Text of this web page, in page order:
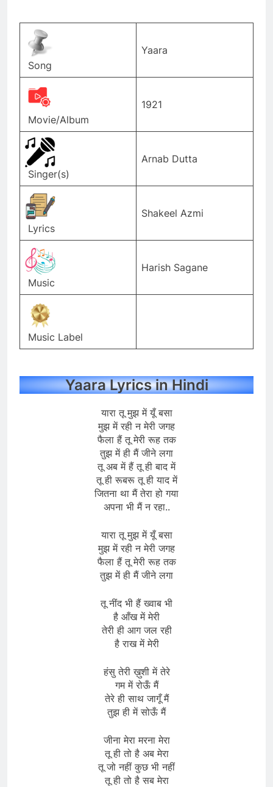
Song
Yaara
Movie/Album
1921
Singer(s)
Arnab Dutta
Lyrics
Shakeel Azmi
Music
Harish Sagane
Music Label
Yaara Lyrics in Hindi
यारा तू मुझ में यूँ बसा
मुझ में रही न मेरी जगह
फैला हैं तू मेरी रूह तक
तुझ में ही मैं जीने लगा
तू अब में हैं तू ही बाद में
तू ही रूबरू तू ही याद में
जितना था मैं तेरा हो गया
अपना भी मैं न रहा..
यारा तू मुझ में यूँ बसा
मुझ में रही न मेरी जगह
फैला हैं तू मेरी रूह तक
तुझ में ही मैं जीने लगा
तू नींद भी हैं ख्वाब भी
है आँख में मेरी
तेरी ही आग जल रही
है राख में मेरी
हंसु तेरी ख़ुशी में तेरे
गम में रोऊँ मैं
तेरे ही साथ जागूँ मैं
तुझ ही में सोऊँ मैं
जीना मेरा मरना मेरा
तू ही तो है अब मेरा
तू जो नहीं कुछ भी नहीं
तू ही तो है सब मेरा